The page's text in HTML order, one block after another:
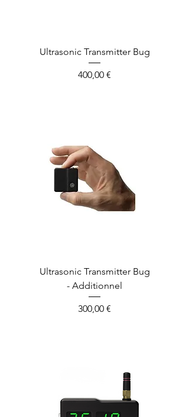
Ultrasonic Transmitter Bug
Prix
400,00 €
Ultrasonic Transmitter Bug
- Additionnel
Prix
300,00 €